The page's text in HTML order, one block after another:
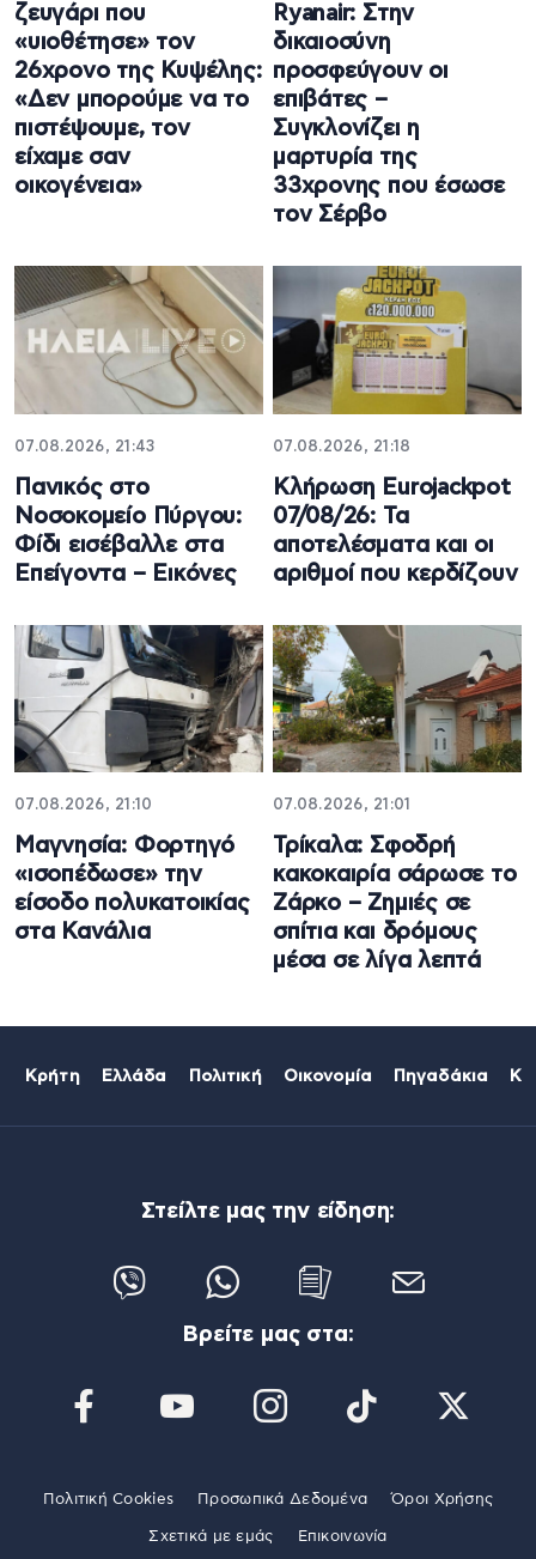
ζευγάρι που
«υιοθέτησε» τον
26χρονο της Κυψέλης:
«Δεν μπορούμε να το
πιστέψουμε, τον
είχαμε σαν
οικογένεια»
Ryanair: Στην
δικαιοσύνη
προσφεύγουν οι
επιβάτες –
Συγκλονίζει η
μαρτυρία της
33χρονης που έσωσε
τον Σέρβο
07.08.2026, 21:43
Πανικός στο
Νοσοκομείο Πύργου:
Φίδι εισέβαλλε στα
Επείγοντα – Εικόνες
07.08.2026, 21:18
Κλήρωση Eurojackpot
07/08/26: Τα
αποτελέσματα και οι
αριθμοί που κερδίζουν
07.08.2026, 21:10
Μαγνησία: Φορτηγό
«ισοπέδωσε» την
είσοδο πολυκατοικίας
στα Κανάλια
07.08.2026, 21:01
Τρίκαλα: Σφοδρή
κακοκαιρία σάρωσε το
Ζάρκο – Ζημιές σε
σπίτια και δρόμους
μέσα σε λίγα λεπτά
Κρήτη Ελλάδα Πολιτική Οικονομία Πηγαδάκια
Στείλτε μας την είδηση:
Βρείτε μας στα:
Πολιτική Cookies Προσωπικά Δεδομένα Όροι Χρήσης
Σχετικά με εμάς Επικοινωνία